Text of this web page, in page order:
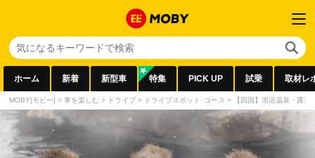
ホーム 新着 新型車 特集 PICK UP 試乗 取材レ
MOBY[モビー] > 車を楽しむ > ドライブ > ドライブスポット･コース > 【四国】混浴温泉・露